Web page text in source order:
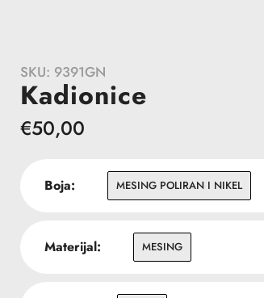
SKU: 9391GN
Kadionice
Redovna
€50,00
Boja: MESING POLIRAN I NIKEL
Materijal: MESING